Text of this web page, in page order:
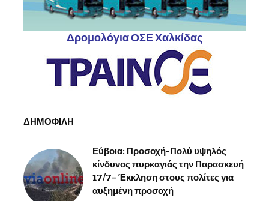
Δρομολόγια ΟΣΕ Χαλκίδας
ΔΗΜΟΦΙΛΗ
Εύβοια: Προσοχή-Πολύ υψηλός
κίνδυνος πυρκαγιάς την Παρασκευή
17/7– Έκκληση στους πολίτες για
αυξημένη προσοχή